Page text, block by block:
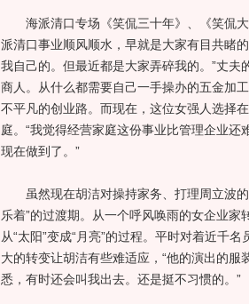
海派清口专场《笑侃三十年》、《笑侃大
派清口事业顺风顺水，早就是大家有目共睹
我自己的。但最近都是大家弄碎我的。”丈夫
商人。从什么都需要自己一手操办的五金加
不平凡的创业路。而现在，这位女强人选择
庭。“我觉得经营家庭这份事业比管理企业
现在做到了。”
虽然现在胡洁对操持家务、打理周立波的
乐着”的过渡期。从一个呼风唤雨的女企业
从“太阳”变成“月亮”的过程。平时对着近千
大的转变让胡洁有些难适应，“他的演出的
悉，有时还会叫我出去。还是挺不习惯的。”